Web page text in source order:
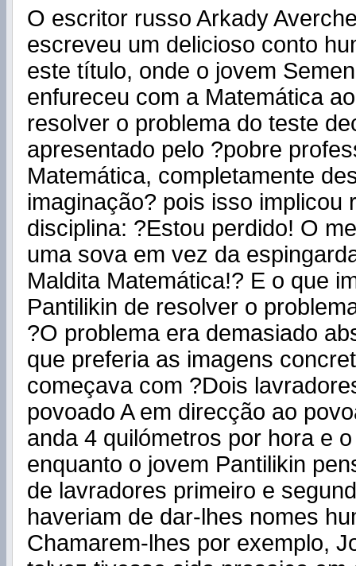
O escritor russo Arkady
escreveu um delicioso conto
este título, onde o jovem
enfureceu com a Matemática
resolver o problema do teste
apresentado pelo ?pobre
Matemática, completamente
imaginação? pois isso implicou
disciplina: ?Estou perdido! O
uma sova em vez da
Maldita Matemática!? E o que
Pantilikin de resolver o
?O problema era demasiado
que preferia as imagens
começava com ?Dois
povoado A em direcção ao
anda 4 quilómetros por hora e
enquanto o jovem Pantilikin
de lavradores primeiro e
haveriam de dar-lhes nomes
Chamarem-lhes por exemplo,